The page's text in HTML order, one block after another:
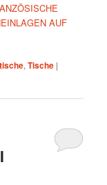
AUF
,Tische |